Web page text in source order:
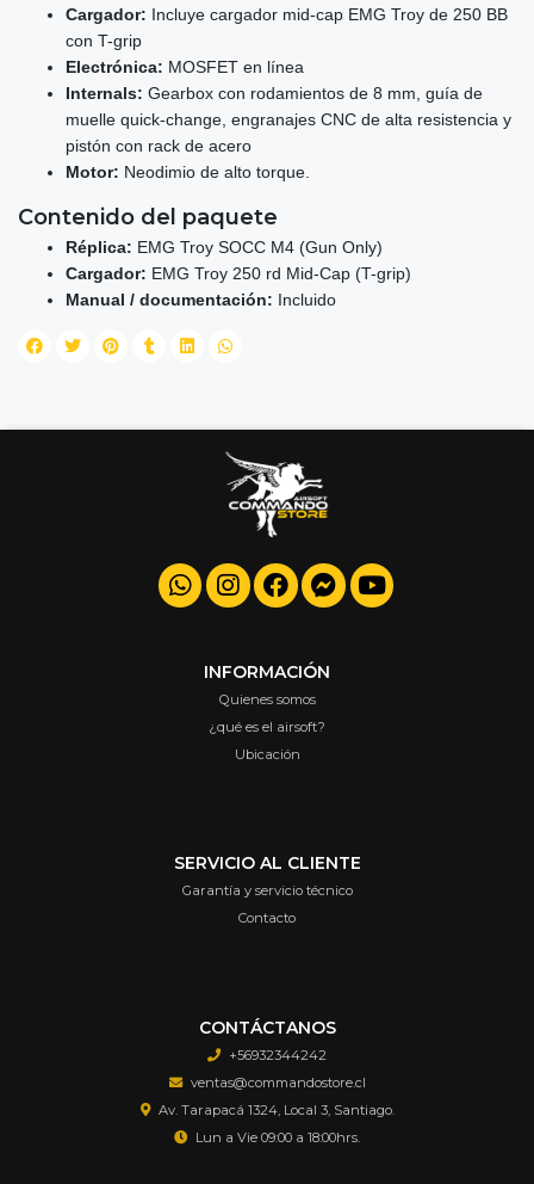
Cargador: Incluye cargador mid-cap EMG Troy de 250 BB
con T-grip
Electrónica: MOSFET en línea
Internals: Gearbox con rodamientos de 8 mm, guía de
muelle quick-change, engranajes CNC de alta resistencia y
pistón con rack de acero
Motor: Neodimio de alto torque.
Contenido del paquete
Réplica: EMG Troy SOCC M4 (Gun Only)
Cargador: EMG Troy 250 rd Mid-Cap (T-grip)
Manual / documentación: Incluido
INFORMACIÓN
Quienes somos
¿qué es el airsoft?
Ubicación
SERVICIO AL CLIENTE
Garantía y servicio técnico
Contacto
CONTÁCTANOS
+56932344242
ventas@commandostore.cl
Av. Tarapacá 1324, Local 3, Santiago.
Lun a Vie 09:00 a 18:00hrs.